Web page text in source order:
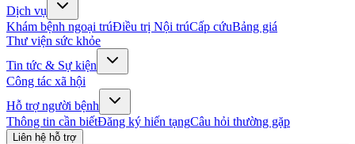
Dịch vụ
Khám bệnh ngoại trúĐiều trị Nội trúCấp cứuBảng giá
Thư viện sức khỏe
Tin tức & Sự kiện
Công tác xã hội
Hỗ trợ người bệnh
Thông tin cần biếtĐăng ký hiến tạngCâu hỏi thường gặp
Liên hệ hỗ trợ